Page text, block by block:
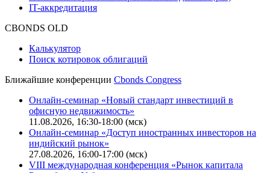
IT-аккредитация
CBONDS OLD
Калькулятор
Поиск котировок облигаций
Ближайшие конференции Cbonds Congress
Онлайн-семинар «Новый стандарт инвестиций в
офисную недвижимость»
11.08.2026, 16:30-18:00 (мск)
Онлайн-семинар «Доступ иностранных инвесторов на
индийский рынок»
27.08.2026, 16:00-17:00 (мск)
VIII международная конференция «Рынок капитала